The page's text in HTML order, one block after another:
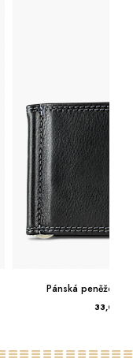
Pánská peněženka
33,0 EUR